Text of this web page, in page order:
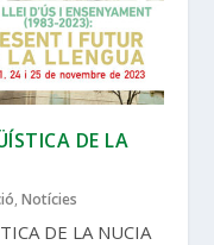
DE LA
,Notícies
DE LA NUCIA